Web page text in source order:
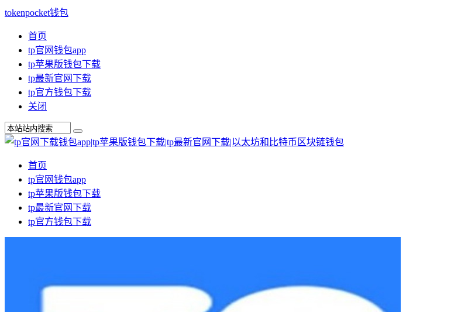
tokenpocket钱包
首页
tp官网钱包app
tp苹果版钱包下载
tp最新官网下载
tp官方钱包下载
关闭
首页
tp官网钱包app
tp苹果版钱包下载
tp最新官网下载
tp官方钱包下载